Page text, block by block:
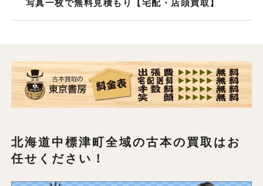
写真一枚で無料見積もり【宅配・店頭買取】
北海道中標津町全域の古本の買取はお
任せください！